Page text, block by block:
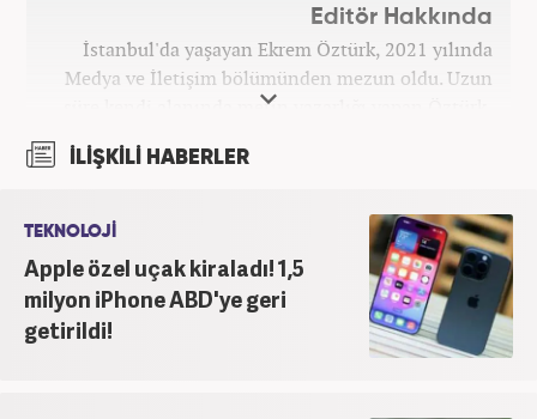
Editör Hakkında
İstanbul'da yaşayan Ekrem Öztürk, 2021 yılında
Medya ve İletişim bölümünden mezun oldu. Uzun
süre kendi alanında metin yazarlığı yapan Öztürk,
şu an Haber7.com'da "Muhabir - Editör" olarak görev
yapmaktadır. Ayrıca günümüz insan ilişkilerinde
inanmakta ve bu değerleri meslek hayatında da ön
planda tutmaktadır.
İLİŞKİLİ HABERLER
TEKNOLOJİ
Apple özel uçak kiraladı! 1,5
milyon iPhone ABD'ye geri
getirildi!